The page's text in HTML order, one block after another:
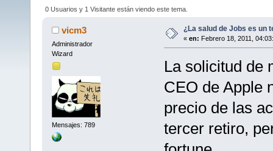
0 Usuarios y 1 Visitante están viendo este tema.
vicm3
Administrador
Wizard
Mensajes: 789
¿La salud de Jobs es un
« en: Febrero 18, 2011,
La solicitud de
CEO de Apple
precio de las
tercer retiro,